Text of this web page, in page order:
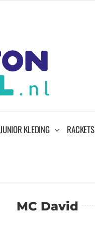
JUNIOR KLEDING RACKETS
MC David